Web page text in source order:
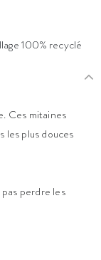
100% recyclé
Ces mitaines
les plus douces
perdre les